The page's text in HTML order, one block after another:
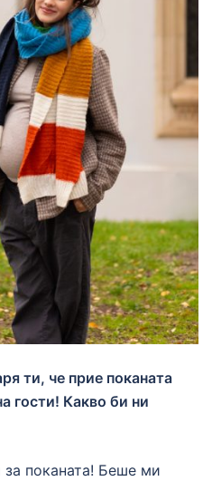
ти, че прие поканата
гости! Какво би ни
за поканата! Беше ми